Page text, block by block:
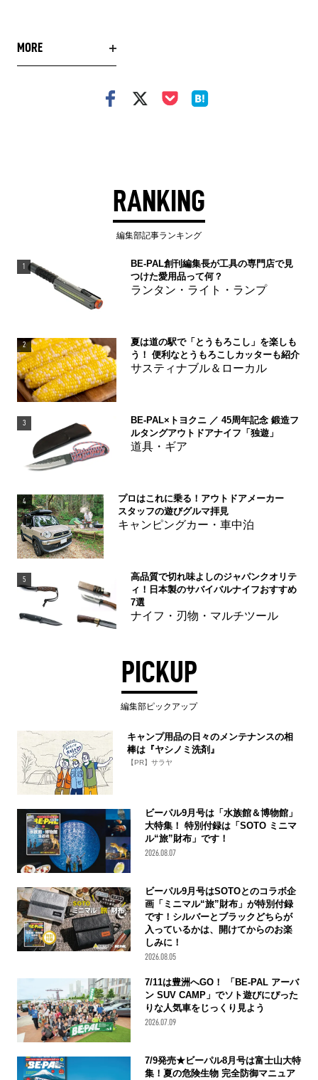
MORE
RANKING
編集部記事ランキング
1
BE-PAL創刊編集長が工具の専門店で見
つけた愛用品って何？
ランタン・ライト・ランプ
2
夏は道の駅で「とうもろこし」を楽しも
う！ 便利なとうもろこしカッターも紹介
サスティナブル＆ローカル
3
BE-PAL×トヨクニ ／ 45周年記念 鍛造フ
ルタングアウトドアナイフ「独遊」
道具・ギア
4
プロはこれに乗る！アウトドアメーカー
スタッフの遊びグルマ拝見
キャンピングカー・車中泊
5
高品質で切れ味よしのジャパンクオリテ
ィ！日本製のサバイバルナイフおすすめ
7選
ナイフ・刃物・マルチツール
PICKUP
編集部ピックアップ
キャンプ用品の日々のメンテナンスの相
棒は『ヤシノミ洗剤』
【PR】サラヤ
ビーパル9月号は「水族館＆博物館」
大特集！ 特別付録は「SOTO ミニマ
ル“旅”財布」です！
2026.08.07
ビーパル9月号はSOTOとのコラボ企
画「ミニマル“旅”財布」が特別付録
です！シルバーとブラックどちらが
入っているかは、開けてからのお楽
しみに！
2026.08.05
7/11は豊洲へGO！ 「BE-PAL アーバ
ン SUV CAMP」でソト遊びにぴった
りな人気車をじっくり見よう
2026.07.09
7/9発売★ビーパル8月号は富士山大特
集！夏の危険生物 完全防御マニュア